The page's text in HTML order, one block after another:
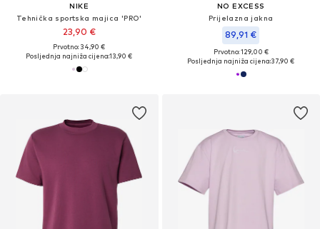
NIKE
Tehnička sportska majica 'PRO'
23,90 €
Prvotno: 34,90 €
Posljednja najniža cijena:13,90 €
NO EXCESS
Prijelazna jakna
89,91 €
Prvotno: 129,00 €
Posljednja najniža cijena:37,90 €